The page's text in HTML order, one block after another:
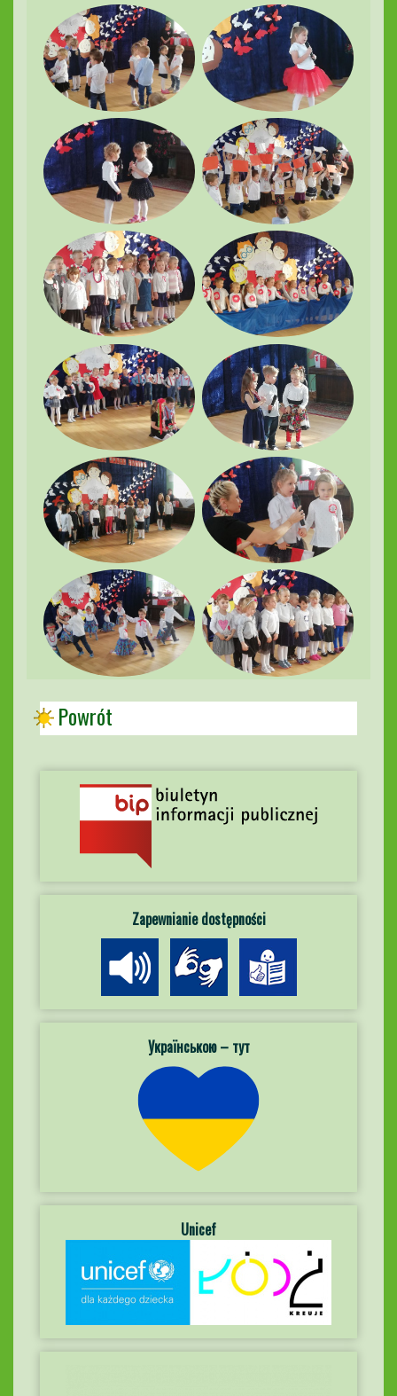
Powrót
Zapewnianie dostępności
Українською – тут
Unicef